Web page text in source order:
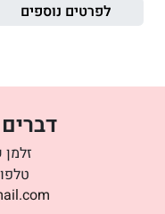
לפרטים נוספים
זלמן